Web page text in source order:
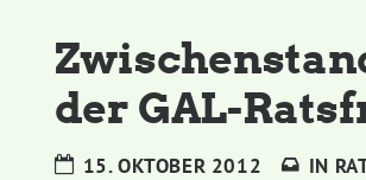
der GAL-
15. OKTOBER 2012 IN